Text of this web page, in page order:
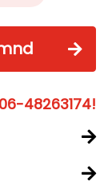
48263174!